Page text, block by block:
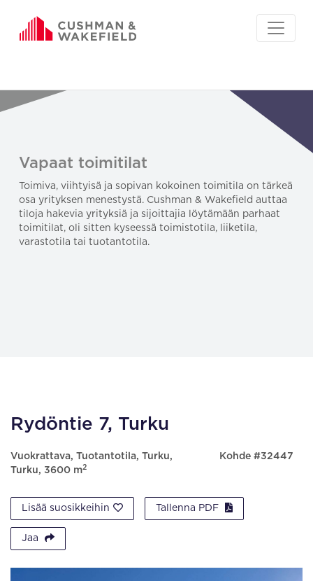
Vapaat toimitilat
Toimiva, viihtyisä ja sopivan kokoinen toimitila on tärkeä
osa yrityksen menestystä. Cushman & Wakefield auttaa
tiloja hakevia yrityksiä ja sijoittajia löytämään parhaat
toimitilat, oli sitten kyseessä toimistotila, liiketila,
varastotila tai tuotantotila.
Rydöntie 7, Turku
Vuokrattava, Tuotantotila, Turku,
Turku, 3600 m2
Kohde #32447
Lisää suosikkeihin Tallenna PDF
Jaa